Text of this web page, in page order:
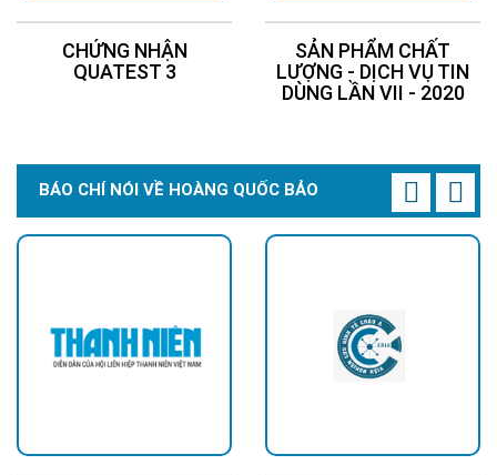
CHỨNG NHẬN
QUATEST 3
SẢN PHẨM CHẤT
LƯỢNG - DỊCH VỤ TIN
DÙNG LẦN VII - 2020
BÁO CHÍ NÓI VỀ HOÀNG QUỐC BẢO